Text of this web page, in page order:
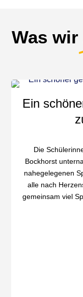
Was wir
Ein
Die
Bockhorst
nahegelegenen
alle nach
gemeinsam viel